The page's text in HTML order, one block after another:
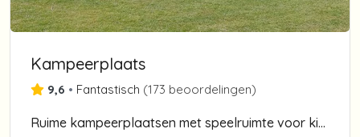
Kampeerplaats
9,6 • Fantastisch (173 beoordelingen)
Ruime kampeerplaatsen met speelruimte voor kinderen